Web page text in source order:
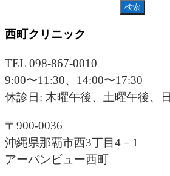
西町クリニック
TEL 098-867-0010
9:00〜11:30、14:00〜17:30
休診日: 木曜午後、土曜午後、
〒900-0036
沖縄県那覇市西3丁目4－1
アーバンビュー西町